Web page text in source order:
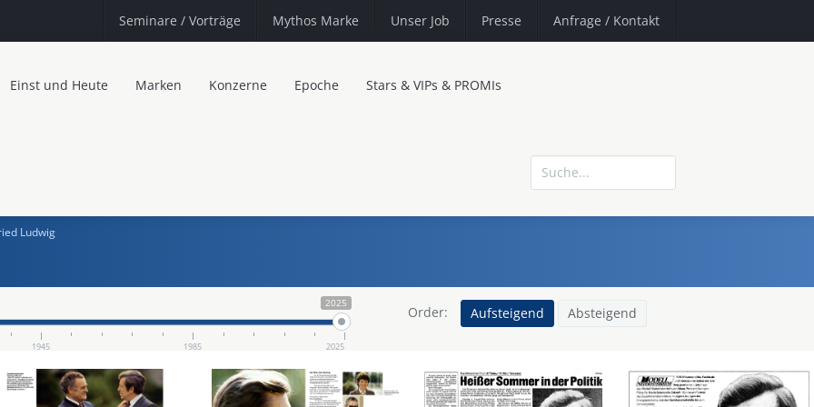
Seminare / Vorträge Mythos Marke Unser Job Presse Anfrage / Kontakt
Einst und Heute Marken Konzerne Epoche Stars & VIPs & PROMIs
Ludwig
2025
1945 1985 2025
Order: Aufsteigend Absteigend